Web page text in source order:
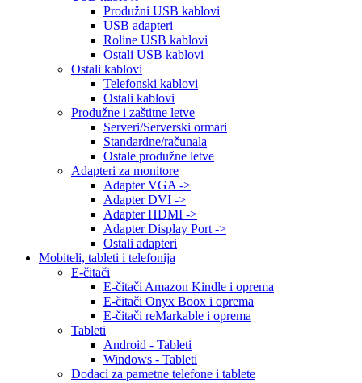
Produžni USB kablovi
USB adapteri
Roline USB kablovi
Ostali USB kablovi
Ostali kablovi
Telefonski kablovi
Ostali kablovi
Produžne i zaštitne letve
Serveri/Serverski ormari
Standardne/računala
Ostale produžne letve
Adapteri za monitore
Adapter VGA ->
Adapter DVI ->
Adapter HDMI ->
Adapter Display Port ->
Ostali adapteri
Mobiteli, tableti i telefonija
E-čitači
E-čitači Amazon Kindle i oprema
E-čitači Onyx Boox i oprema
E-čitači reMarkable i oprema
Tableti
Android - Tableti
Windows - Tableti
Dodaci za pametne telefone i tablete